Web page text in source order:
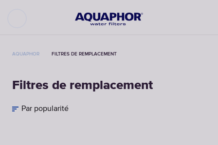
AQUAPHOR FILTRES DE REMPLACEMENT
Filtres de remplacement
Par popularité